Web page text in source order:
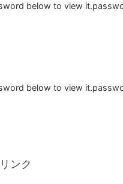
below to view
below to view
ンク